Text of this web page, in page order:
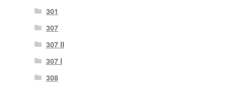
301
307
307 II
307 Ι
308